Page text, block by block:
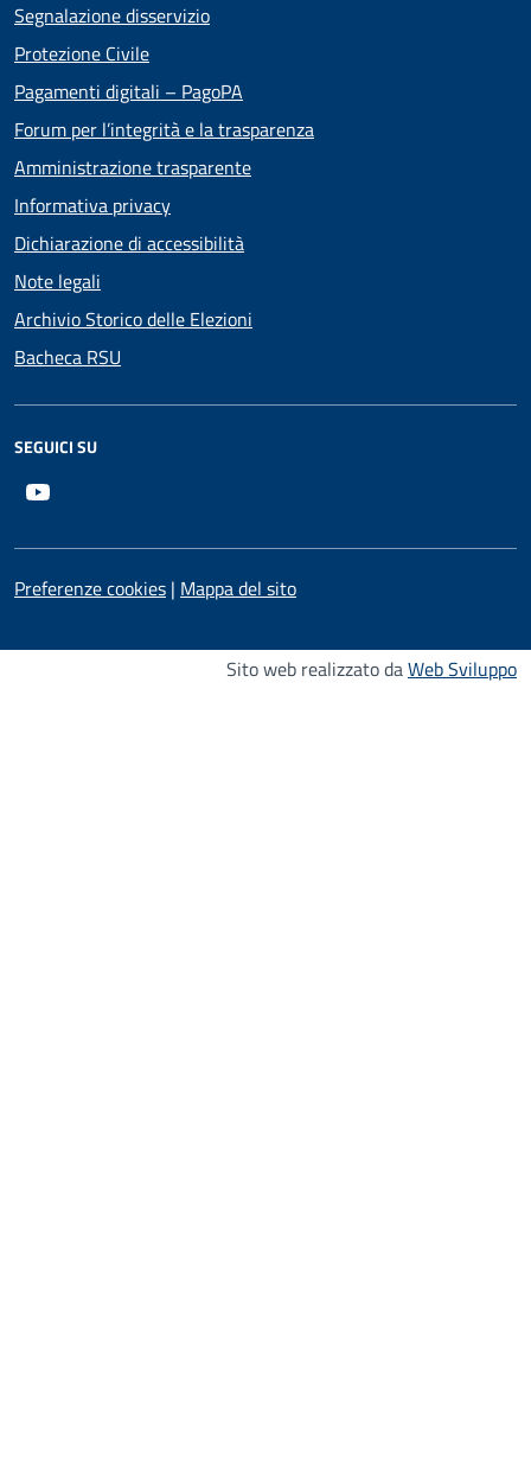
Segnalazione disservizio
Protezione Civile
Pagamenti digitali – PagoPA
Forum per l’integrità e la trasparenza
Amministrazione trasparente
Informativa privacy
Dichiarazione di accessibilità
Note legali
Archivio Storico delle Elezioni
Bacheca RSU
SEGUICI SU
Preferenze cookies | Mappa del sito
Sito web realizzato daWeb Sviluppo